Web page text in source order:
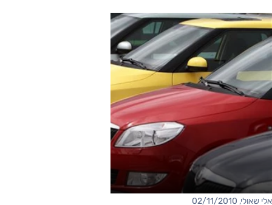
אלי שאולי, 02/11/2010